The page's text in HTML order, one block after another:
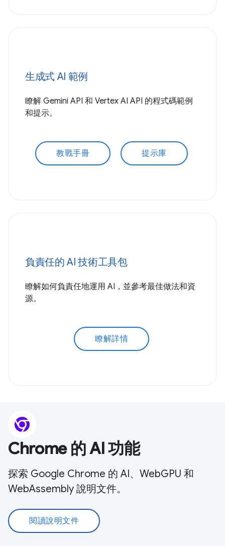
生成式 AI 範例
瞭解 Gemini API 和 Vertex AI API 的程式碼範例
和提示。
教戰手冊 提示庫
負責任的 AI 技術工具包
瞭解如何負責任地運用 AI，並參考最佳做法和資
源。
瞭解詳情
Chrome 的 AI 功能
探索 Google Chrome 的 AI、WebGPU 和
WebAssembly 說明文件。
閱讀說明文件